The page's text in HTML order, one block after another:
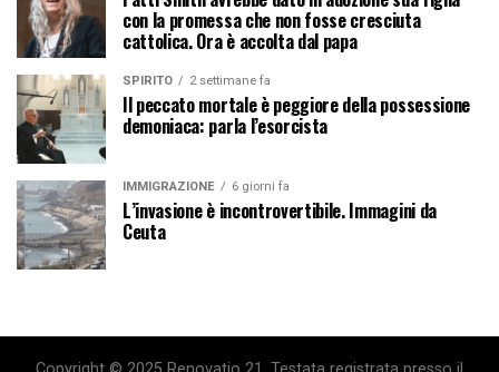
con la promessa che non fosse cresciuta
cattolica. Ora è accolta dal papa
SPIRITO 2 settimane fa
Il peccato mortale è peggiore della possessione
demoniaca: parla l’esorcista
IMMIGRAZIONE 6 giorni fa
L’invasione è incontrovertibile. Immagini da
Ceuta